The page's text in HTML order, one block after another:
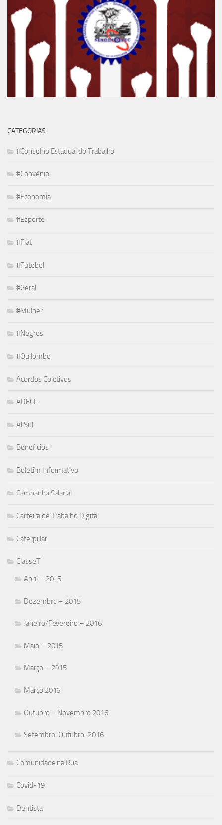
CATEGORIAS
#Conselho Estadual do Trabalho
#Convênio
#Economia
#Esporte
#Fiat
#Futebol
#Geral
#Mulher
#Negros
#Quilombo
Acordos Coletivos
ADFCL
AllSul
Beneficios
Boletim Informativo
Campanha Salarial
Carteira de Trabalho Digital
Caterpillar
ClasseT
Abril – 2015
Dezembro – 2015
Janeiro/Fevereiro – 2016
Maio – 2015
Março – 2015
Março 2016
Outubro – Novembro 2016
Setembro-Outubro-2016
Comunidade na Rua
Covid-19
Dentista